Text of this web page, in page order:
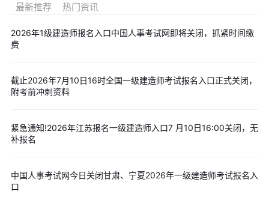
师执业资格考核认定办法〉》的通知（国人部发〔2004〕16号）
第七条：符合《暂行规定》有关报名条件，于2003年12月31日
并符合下列条件之一的人员，可免试《建设工程经济》和《建设工
济类高级专业技术职务。2.具有工程类或工程经济类大学专科以上
第八条：已取得一级建造师执业资格证书的人员，也可根据实
际工作需要，选择《专业工程管理与实务》科目的相应专业，报名
最新推荐 热门资讯
2026年1级建造师报名入口中国人事考试网即将关闭，抓紧时间缴
费
截止2026年7月10日16时全国一级建造师考试报名入口正式关闭，
附考前冲刺资料
紧急通知!2026年江苏报名一级建造师入口7 月10日16:00关闭，无
补报名
中国人事考试网今日关闭甘肃、宁夏2026年一级建造师考试报名入
口